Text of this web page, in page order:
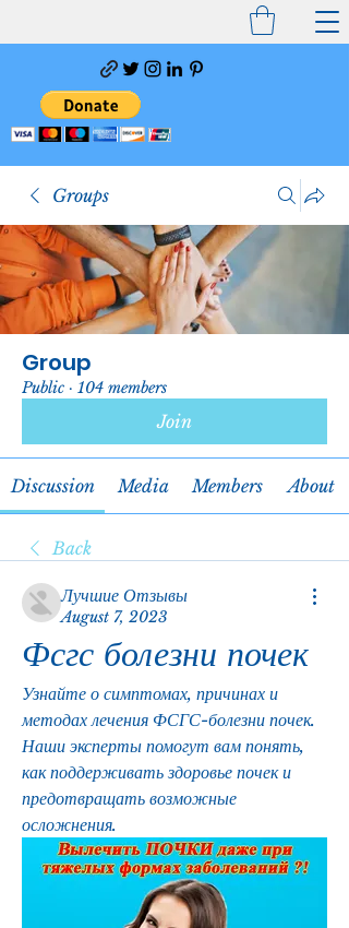
Groups
Group
Public · 104 members
Join
Discussion Media Members About
Back
Лучшие Отзывы
August 7, 2023
Фсгс болезни почек
Узнайте о симптомах, причинах и
методах лечения ФСГС-болезни почек.
Наши эксперты помогут вам понять,
как поддерживать здоровье почек и
предотвращать возможные
осложнения.